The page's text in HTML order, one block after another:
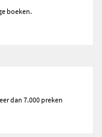
boeken.
dan 7.000 preken